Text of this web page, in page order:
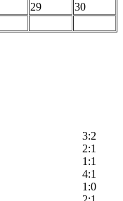
29
30
3:2
2:1
1:1
4:1
1:0